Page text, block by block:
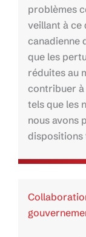
problèmes
veillant à ce
canadienne
que les
réduites au
contribuer à
tels que les
nous avons
dispositions